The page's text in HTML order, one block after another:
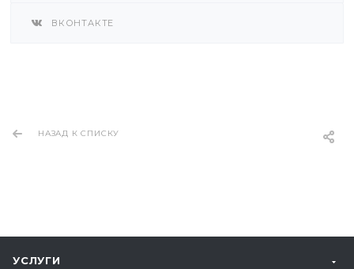
ВКОНТАКТЕ
НАЗАД К СПИСКУ
УСЛУГИ